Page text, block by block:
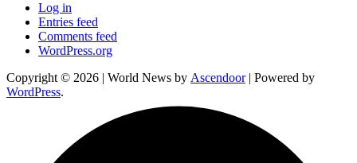
Log in
Entries feed
Comments feed
WordPress.org
Copyright © 2026 | World News by Ascendoor| Powered by
WordPress.